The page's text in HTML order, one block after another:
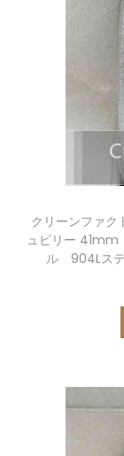
クリーンファク
ュビリー 41mm
ル 904Lステ